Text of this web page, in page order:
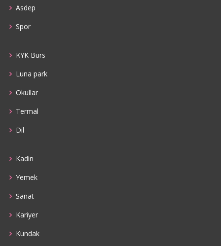
Asdep
Spor
KYK Burs
Luna park
Okullar
Termal
Dil
Kadin
Yemek
Sanat
Kariyer
Kundak